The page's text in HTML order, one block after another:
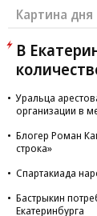
Картина дня
В
Уральца
организации в
Блогер Роман
строка»
Спартакиада
Бастрыкин
Екатеринбурга